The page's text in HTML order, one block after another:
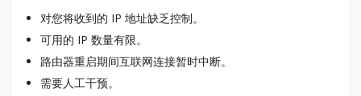
对您将收到的 IP 地址缺乏控制。
可用的 IP 数量有限。
路由器重启期间互联网连接暂时中断。
需要人工干预。